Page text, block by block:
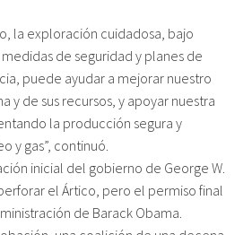
la exploración cuidadosa, bajo
de seguridad y planes de
puede ayudar a mejorar nuestro
y de sus recursos, y apoyar nuestra
la producción segura y
y gas”, continuó.
inicial del gobierno de George W.
el Ártico, pero el permiso final
de Barack Obama.